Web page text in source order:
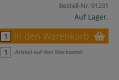
Bestell-Nr. 91231
Auf Lager.
In den Warenkorb
Artikel auf den Merkzettel